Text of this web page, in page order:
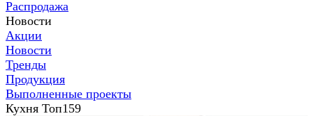
Распродажа
Новости
Акции
Новости
Тренды
Продукция
Выполненные проекты
Кухня Топ159